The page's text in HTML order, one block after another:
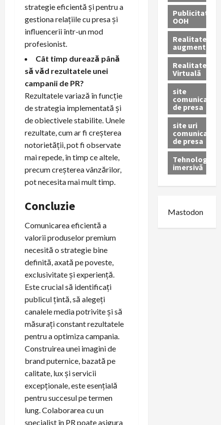
strategie eficientă și pentru a
gestiona relațiile cu presa și
influencerii într-un mod
profesionist.
Cât timp durează până
să văd rezultatele unei
campanii de PR?
Rezultatele variază în funcție
de strategia implementată și
de obiectivele stabilite. Unele
rezultate, cum ar fi creșterea
notorietății, pot fi observate
mai repede, în timp ce altele,
precum creșterea vânzărilor,
pot necesita mai mult timp.
Concluzie
Comunicarea eficientă a
valorii produselor premium
necesită o strategie bine
definită, axată pe poveste,
exclusivitate și experiență.
Este crucial să identificați
publicul țintă, să alegeți
canalele media potrivite și să
măsurați constant rezultatele
pentru a optimiza campania.
Construirea unei imagini de
brand puternice, bazată pe
calitate, lux și servicii
excepționale, este esențială
pentru succesul pe termen
lung. Colaborarea cu un
specialist în PR poate asigura
Publicitate
OOH
Realitatea
augmentată
Realitatea
Virtuală
site
comunicate
de presa
site uri
comunicate
de presa
Tehnologie
imersivă
Mastodon